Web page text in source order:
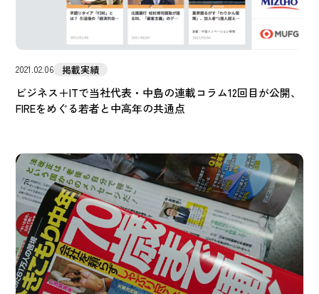
2021.02.06 掲載実績
ビジネス＋ITで当社代表・中島の連載コラム12回目が公開、
FIREをめぐる若者と中高年の共通点